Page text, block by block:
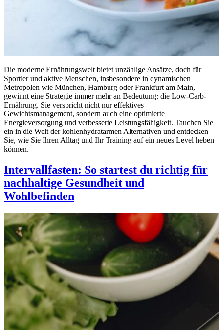
Die moderne Ernährungswelt bietet unzählige Ansätze, doch für
Sportler und aktive Menschen, insbesondere in dynamischen
Metropolen wie München, Hamburg oder Frankfurt am Main,
gewinnt eine Strategie immer mehr an Bedeutung: die Low-Carb-
Ernährung. Sie verspricht nicht nur effektives
Gewichtsmanagement, sondern auch eine optimierte
Energieversorgung und verbesserte Leistungsfähigkeit. Tauchen Sie
ein in die Welt der kohlenhydratarmen Alternativen und entdecken
Sie, wie Sie Ihren Alltag und Ihr Training auf ein neues Level heben
können.
Intervallfasten: So startest du richtig für
nachhaltige Gesundheit und
Wohlbefinden